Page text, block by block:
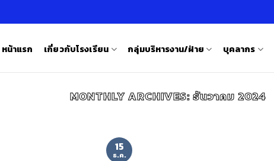
หน้าแรก เกี่ยวกับโรงเรียน กลุ่มบริหารงาน/ฝ่าย บุคลากร
MONTHLY ARCHIVES:ธันวาคม 2024
15
ธ.ค.